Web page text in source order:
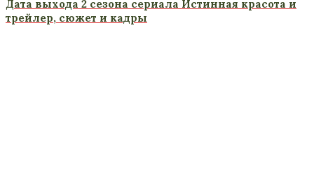
Дата выхода 2 сезона сериала Истинная красота и
трейлер, сюжет и кадры